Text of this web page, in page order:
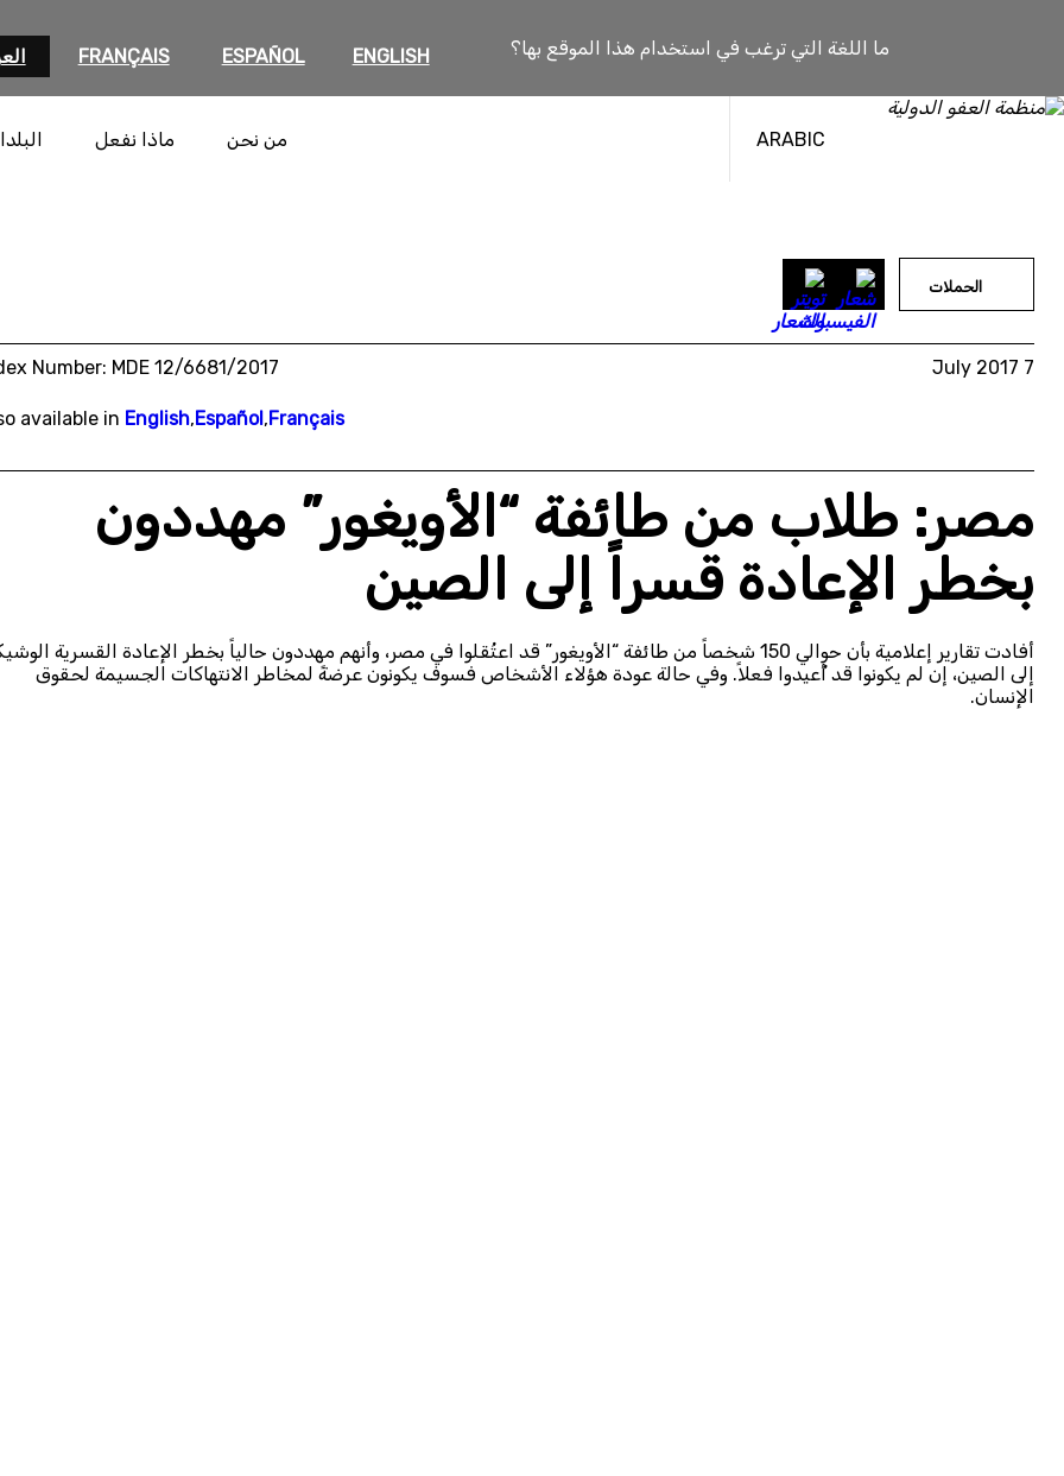
ما اللغة التي ترغب في استخدام هذا الموقع بها؟ ENGLISH
ESPAÑOL
FRANÇAIS
ARABIC من نحن ماذا نفعل
الحملات
7 July 2017
Number: MDE 12/6681/2017
available in English,Español,Français
مصر: طلاب من طائفة “الأويغور” مهددون
بخطر الإعادة قسراً إلى الصين
أفادت تقارير إعلامية بأن حوالي 150 شخصاً من طائفة “الأويغور” قد اعتُقلوا في مصر، وأنهم مهددون حالياً بخطر الإعادة القسرية
إلى الصين، إن لم يكونوا قد أُعيدوا فعلاً. وفي حالة عودة هؤلاء الأشخاص فسوف يكونون عرضةً لمخاطر الانتهاكات الجسيمة لحقوق
الإنسان.